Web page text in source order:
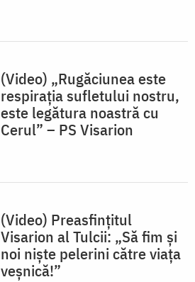
(Video) „Rugăciunea este
respirația sufletului nostru,
este legătura noastră cu
Cerul” – PS Visarion
(Video) Preasfințitul
Visarion al Tulcii: „Să fim și
noi niște pelerini către viața
veșnică!”